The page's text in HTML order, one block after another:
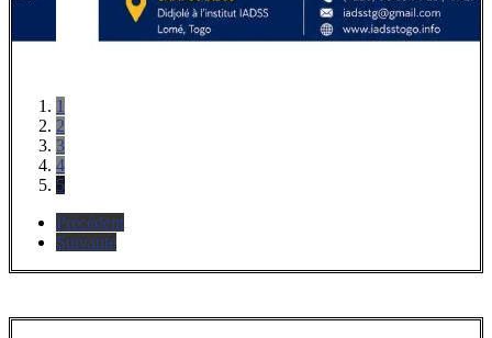
1
2
3
4
5
Précédent
Suivante